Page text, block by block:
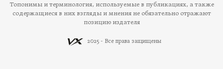
Топонимы и терминология, используемые в публикациях, а также
содержащиеся в них взгляды и мнения не обязательно отражают
позицию издателя
2025 - Все права защищены